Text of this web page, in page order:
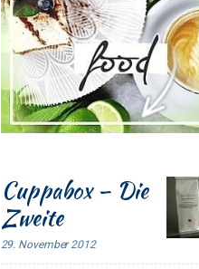
Cuppabox – Die
Zweite
29. November 2012